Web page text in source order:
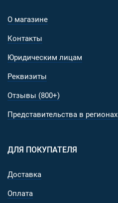
О магазине
Контакты
Юридическим лицам
Реквизиты
Отзывы (800+)
Представительства в регионах
ДЛЯ ПОКУПАТЕЛЯ
Доставка
Оплата